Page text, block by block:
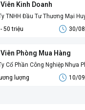
Kinh Doanh
TNHH Đầu Tư Thương Mại
50 triệu
30/
Viên Phòng Mua Hàng
Cổ Phần Công Nghiệp Nhựa
lượng
10/